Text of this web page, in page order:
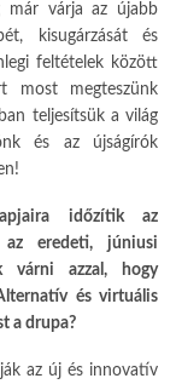
már várja az újabb
kisugárzását és
feltételek között
most megteszünk
teljesítsük a világ
és az újságírók
időzítik az
az eredeti, júniusi
várni azzal, hogy
és virtuális
a drupa?
az új és innovatív